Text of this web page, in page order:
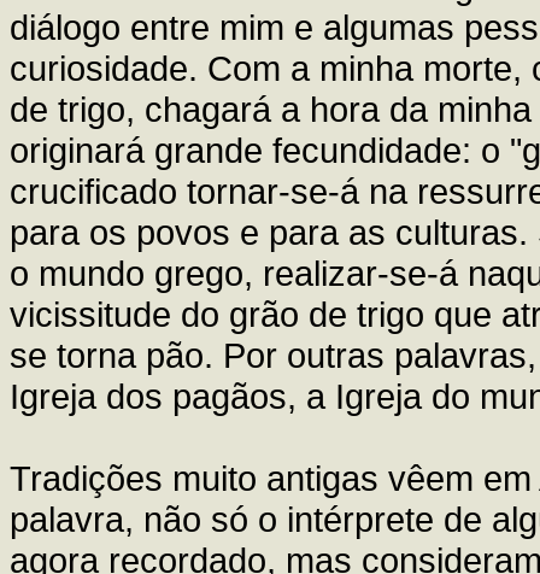
diálogo entre mim e algumas
curiosidade. Com a minha
de trigo, chagará a hora da
originará grande fecundidade: o
crucificado tornar-se-á na
para os povos e para as
o mundo grego, realizar-se-á
vicissitude do grão de trigo que
se torna pão. Por outras
Igreja dos pagãos, a Igreja do
Tradições muito antigas vêem
palavra, não só o intérprete de
agora recordado, mas